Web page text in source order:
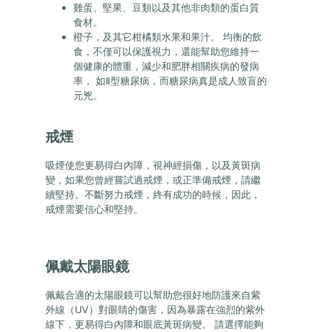
雞蛋、堅果、豆類以及其他非肉類的蛋白質
食材。
橙子，及其它柑橘類水果和果汁。 均衡的飲
食，不僅可以保護視力，還能幫助您維持一
個健康的體重，減少和肥胖相關疾病的發病
率， 如Ⅱ型糖尿病，而糖尿病真是成人致盲的
元兇。
戒煙
吸煙使您更易得白內障，視神經損傷，以及黃斑病
變，如果您曾經嘗試過戒煙，或正準備戒煙，請繼
續堅持。不斷努力戒煙，終有成功的時候，因此，
戒煙需要信心和堅持。
佩戴太陽眼鏡
佩戴合適的太陽眼鏡可以幫助您很好地防護來自紫
外線（UV）對眼睛的傷害，因為暴露在強烈的紫外
線下，更易得白內障和眼底黃斑病變。 請選擇能夠